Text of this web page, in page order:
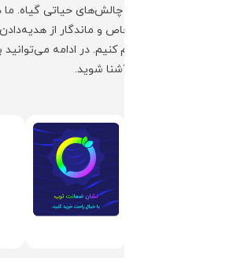
نگهداری، حمل‌ونقل و چالش‌های حیاتی گیاه. ما
کرده‌ایم تا تجربه‌ای خاص و ماندگار از
گیاه را برای شما فراهم کنیم. در ادامه
محبوب فروشگاه ما آشنا شوید.